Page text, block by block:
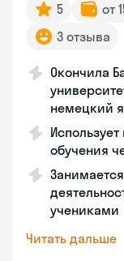
5 от
3 отзыва
Окончила
немецкий
обучения
учениками
Читать дальше